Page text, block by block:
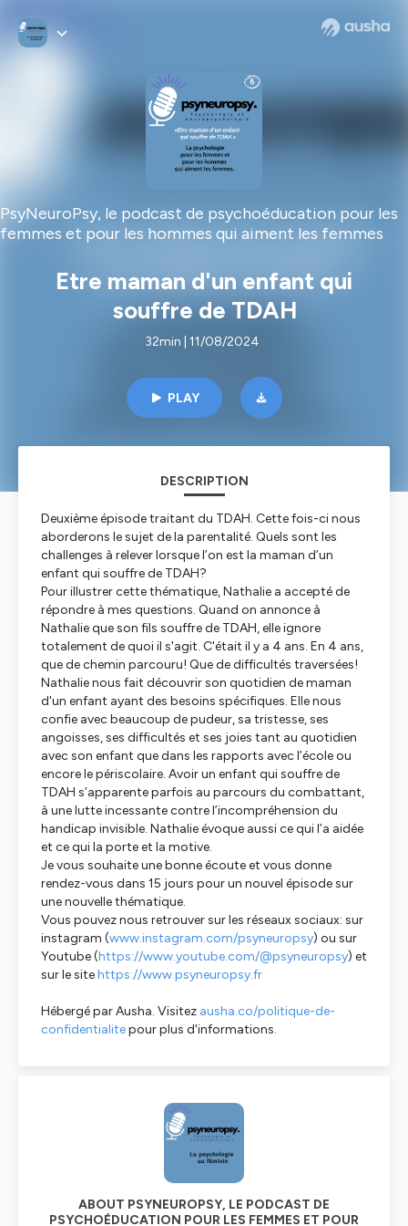
PsyNeuroPsy, le podcast de psychoéducation pour les
femmes et pour les hommes qui aiment les femmes
Etre maman d'un enfant qui
souffre de TDAH
32min | 11/08/2024
PLAY
DESCRIPTION
Deuxième épisode traitant du TDAH. Cette fois-ci nous
aborderons le sujet de la parentalité. Quels sont les
challenges à relever lorsque l’on est la maman d’un
enfant qui souffre de TDAH?
Pour illustrer cette thématique, Nathalie a accepté de
répondre à mes questions. Quand on annonce à
Nathalie que son fils souffre de TDAH, elle ignore
totalement de quoi il s'agit. C'était il y a 4 ans. En 4 ans,
que de chemin parcouru! Que de difficultés traversées!
Nathalie nous fait découvrir son quotidien de maman
d'un enfant ayant des besoins spécifiques. Elle nous
confie avec beaucoup de pudeur, sa tristesse, ses
angoisses, ses difficultés et ses joies tant au quotidien
avec son enfant que dans les rapports avec l’école ou
encore le périscolaire. Avoir un enfant qui souffre de
TDAH s’apparente parfois au parcours du combattant,
à une lutte incessante contre l’incompréhension du
handicap invisible. Nathalie évoque aussi ce qui l’a aidée
et ce qui la porte et la motive.
Je vous souhaite une bonne écoute et vous donne
rendez-vous dans 15 jours pour un nouvel épisode sur
une nouvelle thématique.
Vous pouvez nous retrouver sur les réseaux sociaux: sur
instagram (www.instagram.com/psyneuropsy) ou sur
Youtube (https://www.youtube.com/@psyneuropsy) et
sur le sitehttps://www.psyneuropsy.fr
Hébergé par Ausha. Visitez ausha.co/politique-de-
confidentialitepour plus d'informations.
ABOUT PSYNEUROPSY, LE PODCAST DE
PSYCHOÉDUCATION POUR LES FEMMES ET POUR